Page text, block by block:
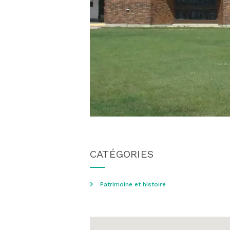
CATÉGORIES
Patrimoine et histoire